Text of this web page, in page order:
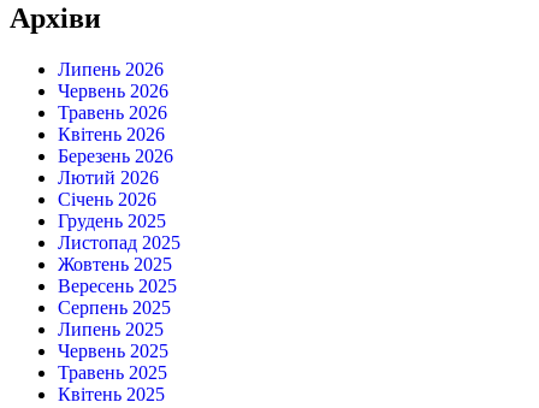
Архіви
Липень 2026
Червень 2026
Травень 2026
Квітень 2026
Березень 2026
Лютий 2026
Січень 2026
Грудень 2025
Листопад 2025
Жовтень 2025
Вересень 2025
Серпень 2025
Липень 2025
Червень 2025
Травень 2025
Квітень 2025